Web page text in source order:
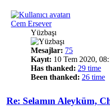
Cem Ersever
Yüzbaşı
Mesajlar: 75
Kayıt: 10 Tem 2020,
Has thanked: 29 time
Been thanked: 26 time
Re: Selamın Aleyküm,